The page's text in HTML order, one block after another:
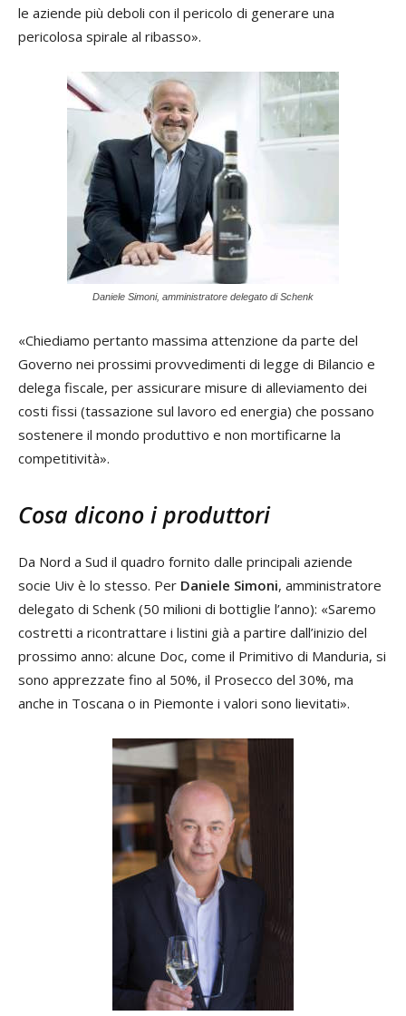
le aziende più deboli con il pericolo di generare una
pericolosa spirale al ribasso».
Daniele Simoni, amministratore delegato di Schenk
«Chiediamo pertanto massima attenzione da parte del
Governo nei prossimi provvedimenti di legge di Bilancio e
delega fiscale, per assicurare misure di alleviamento dei
costi fissi (tassazione sul lavoro ed energia) che possano
sostenere il mondo produttivo e non mortificarne la
competitività».
Cosa dicono i produttori
Da Nord a Sud il quadro fornito dalle principali aziende
socie Uiv è lo stesso. Per Daniele Simoni, amministratore
delegato di Schenk (50 milioni di bottiglie l’anno): «Saremo
costretti a ricontrattare i listini già a partire dall’inizio del
prossimo anno: alcune Doc, come il Primitivo di Manduria, si
sono apprezzate fino al 50%, il Prosecco del 30%, ma
anche in Toscana o in Piemonte i valori sono lievitati».